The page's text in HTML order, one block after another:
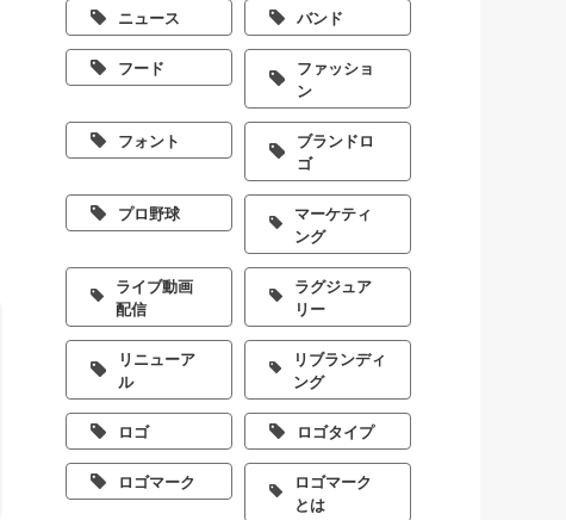
ニュース バンド
フード
ファッショ
ン
フォント
ブランドロ
ゴ
プロ野球
マーケティ
ング
ライブ動画
配信
ラグジュア
リー
リニューア
ル
リブランディ
ング
ロゴ ロゴタイプ
ロゴマーク
ロゴマーク
とは